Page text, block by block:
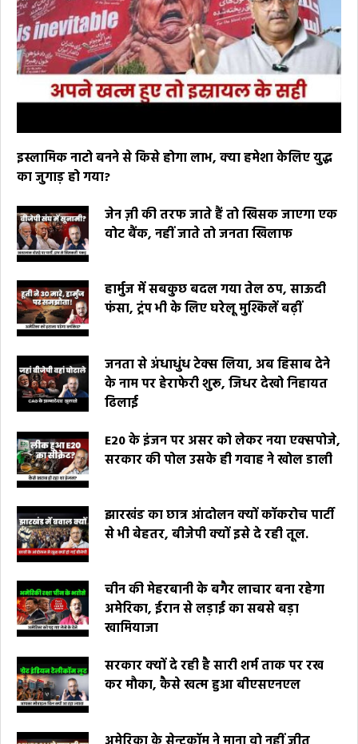
इस्लामिक नाटो बनने से किसे होगा लाभ, क्या हमेशा केलिए युद्ध
का जुगाड़ हो गया?
जेन ज़ी की तरफ जाते हैं तो खिसक जाएगा एक
वोट बैंक, नहीं जाते तो जनता खिलाफ
हार्मुज में सबकुछ बदल गया तेल ठप, साऊदी
फंसा, ट्रंप भी के लिए घरेलू मुश्किलें बढ़ीं
जनता से अंधाधुंध टेक्स लिया, अब हिसाब देने
के नाम पर हेराफेरी शुरू, जिधर देखो निहायत
ढिलाई
E20 के इंजन पर असर को लेकर नया एक्सपोजे,
सरकार की पोल उसके ही गवाह ने खोल डाली
झारखंड का छात्र आंदोलन क्यों कॉकरोच पार्टी
से भी बेहतर, बीजेपी क्यों इसे दे रही तूल.
चीन की मेहरबानी के बगैर लाचार बना रहेगा
अमेरिका, ईरान से लड़ाई का सबसे बड़ा
खामियाजा
सरकार क्यों दे रही है सारी शर्म ताक पर रख
कर मौका, कैसे खत्म हुआ बीएसएनएल